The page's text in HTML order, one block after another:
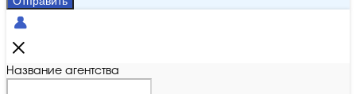
Название агентства